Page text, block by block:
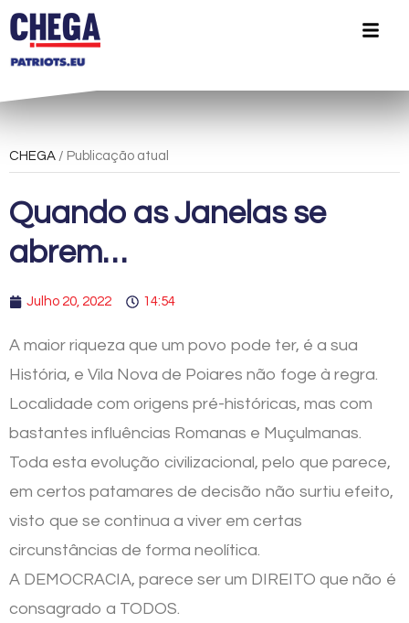
CHEGA / Publicação atual
Quando as Janelas se
abrem…
Julho 20, 2022 14:54
A maior riqueza que um povo pode ter, é a sua
História, e Vila Nova de Poiares não foge à regra.
Localidade com origens pré-históricas, mas com
bastantes influências Romanas e Muçulmanas.
Toda esta evolução civilizacional, pelo que parece,
em certos patamares de decisão não surtiu efeito,
visto que se continua a viver em certas
circunstâncias de forma neolítica.
A DEMOCRACIA, parece ser um DIREITO que não é
consagrado a TODOS.